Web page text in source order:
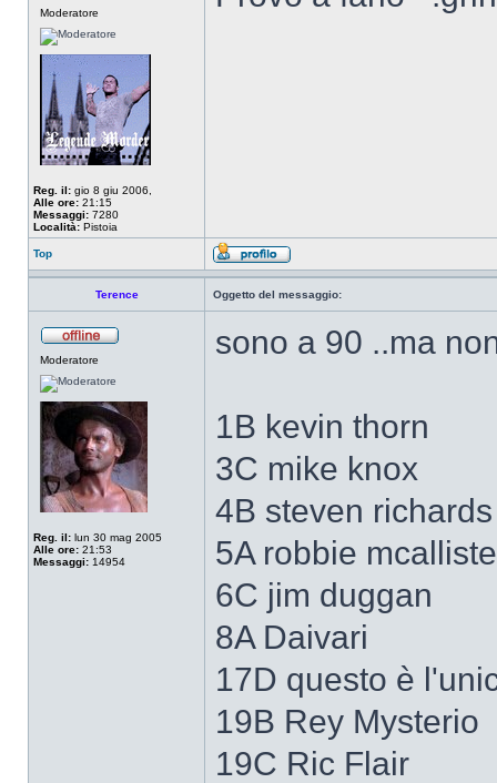
Moderatore
Reg. il: gio 8 giu 2006,
Alle ore: 21:15
Messaggi: 7280
Località: Pistoia
Top
Terence Oggetto del messaggio:
Moderatore
Reg. il: lun 30 mag 2005
Alle ore: 21:53
Messaggi: 14954
sono a 90 ..ma
1B kevin thorn
3C mike knox
4B steven richards
5A robbie
6C jim duggan
8A Daivari
17D questo è
19B Rey Mysterio
19C Ric Flair